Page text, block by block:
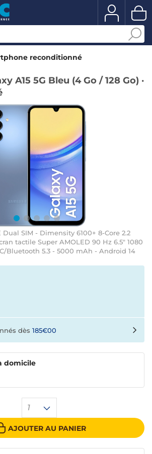
reconditionné
A15 5G Bleu (4 Go / 128 Go) ·
Dual SIM - Dimensity 6100+ 8-Core 2.2
tactile Super AMOLED 90 Hz 6.5" 1080
Bluetooth 5.3 - 5000 mAh - Android 14
1
AJOUTER AU PANIER
domicile
dès 185€00